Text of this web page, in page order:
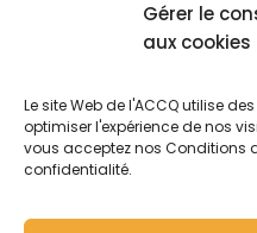
Gérer le
aux cookies
Le site Web de l'ACCQ utilise
optimiser l'expérience de nos
vous acceptez nos Conditions
confidentialité.